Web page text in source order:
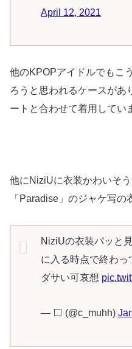
April 12, 2021
他のKPOPアイドルでもこ
ろうと思われるケースがあ
ートと合わせて着用してい
他にNiziUに衣装かわいそ
「Paradise」のジャケ写の
NiziUの衣装パッと
に入る時点で終わ
ダサい可哀想
— ⬜️ (@c_muhh)